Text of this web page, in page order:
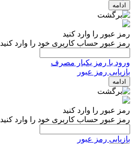
ادامه
رمز عبور را وارد کنید
رمز عبور حساب کاربری خود را وارد کنید
ورود با رمز یکبار مصرف
بازیابی رمز عبور
ادامه
رمز عبور را وارد کنید
رمز عبور حساب کاربری خود را وارد کنید
بازیابی رمز عبور